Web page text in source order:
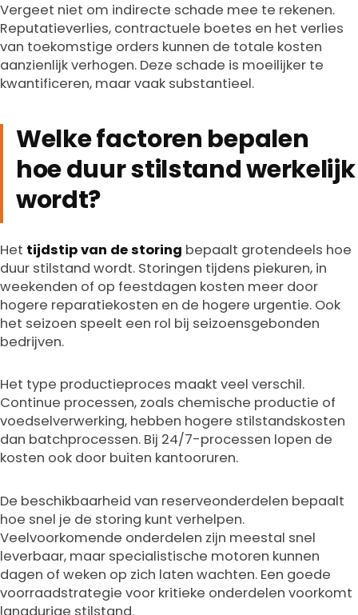
Vergeet niet om indirecte schade mee te rekenen.
Reputatieverlies, contractuele boetes en het verlies
van toekomstige orders kunnen de totale kosten
aanzienlijk verhogen. Deze schade is moeilijker te
kwantificeren, maar vaak substantieel.
Welke factoren bepalen
hoe duur stilstand werkelijk
wordt?
Het tijdstip van de storing bepaalt grotendeels hoe
duur stilstand wordt. Storingen tijdens piekuren, in
weekenden of op feestdagen kosten meer door
hogere reparatiekosten en de hogere urgentie. Ook
het seizoen speelt een rol bij seizoensgebonden
bedrijven.
Het type productieproces maakt veel verschil.
Continue processen, zoals chemische productie of
voedselverwerking, hebben hogere stilstandskosten
dan batchprocessen. Bij 24/7-processen lopen de
kosten ook door buiten kantooruren.
De beschikbaarheid van reserveonderdelen bepaalt
hoe snel je de storing kunt verhelpen.
Veelvoorkomende onderdelen zijn meestal snel
leverbaar, maar specialistische motoren kunnen
dagen of weken op zich laten wachten. Een goede
voorraadstrategie voor kritieke onderdelen voorkomt
langdurige stilstand.